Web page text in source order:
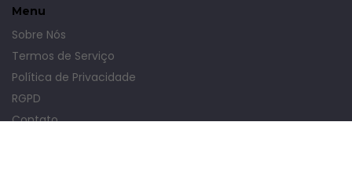
Menu
Sobre Nós
Termos de Serviço
Política de Privacidade
RGPD
Contato